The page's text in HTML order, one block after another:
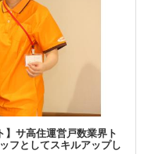
】サ高住運営戸数業界ト
フとしてスキルアップし